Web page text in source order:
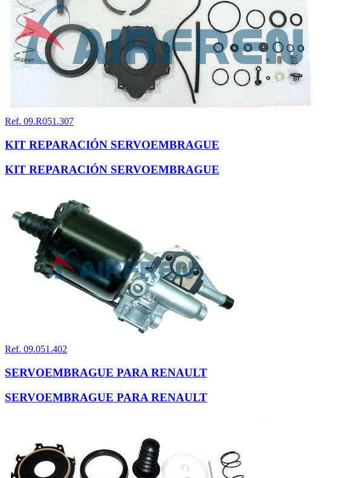
Ref. 09.R051.307
KIT REPARACIÓN SERVOEMBRAGUE
KIT REPARACIÓN SERVOEMBRAGUE
Ref. 09.051.402
SERVOEMBRAGUE PARA RENAULT
SERVOEMBRAGUE PARA RENAULT